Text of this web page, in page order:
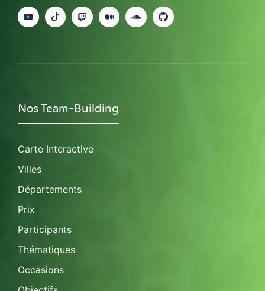
Nos Team-Building
Carte Interactive
Villes
Départements
Prix
Participants
Thématiques
Occasions